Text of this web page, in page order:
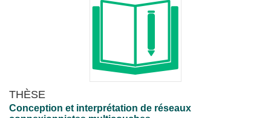
THÈSE
Conception et interprétation de réseaux